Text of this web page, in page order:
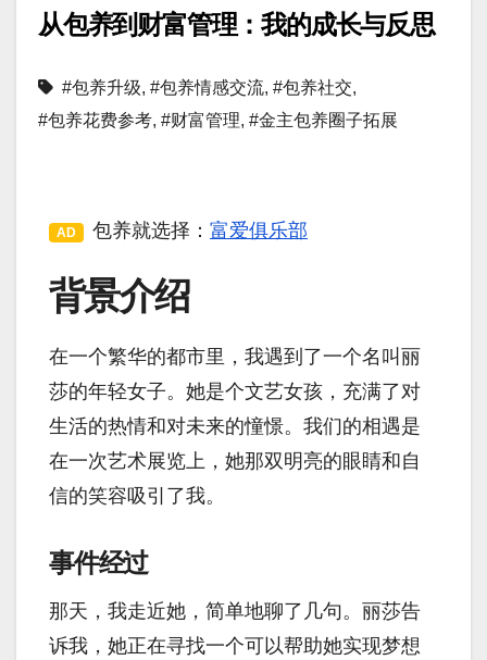
从包养到财富管理：我的成长与反思
#包养升级, #包养情感交流, #包养社交,
#包养花费参考, #财富管理, #金主包养圈子拓展
AD 包养就选择： 富爱俱乐部
背景介绍
在一个繁华的都市里，我遇到了一个名叫丽
莎的年轻女子。她是个文艺女孩，充满了对
生活的热情和对未来的憧憬。我们的相遇是
在一次艺术展览上，她那双明亮的眼睛和自
信的笑容吸引了我。
事件经过
那天，我走近她，简单地聊了几句。丽莎告
诉我，她正在寻找一个可以帮助她实现梦想